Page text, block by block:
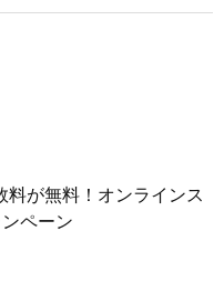
料が無料！オンラインス
ペーン